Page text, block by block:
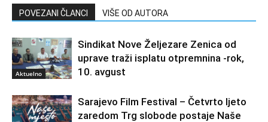
POVEZANI ČLANCI VIŠE OD AUTORA
Aktuelno
Sindikat Nove Željezare Zenica od
uprave traži isplatu otpremnina -rok,
10. avgust
Sarajevo Film Festival – Četvrto ljeto
zaredom Trg slobode postaje Naše